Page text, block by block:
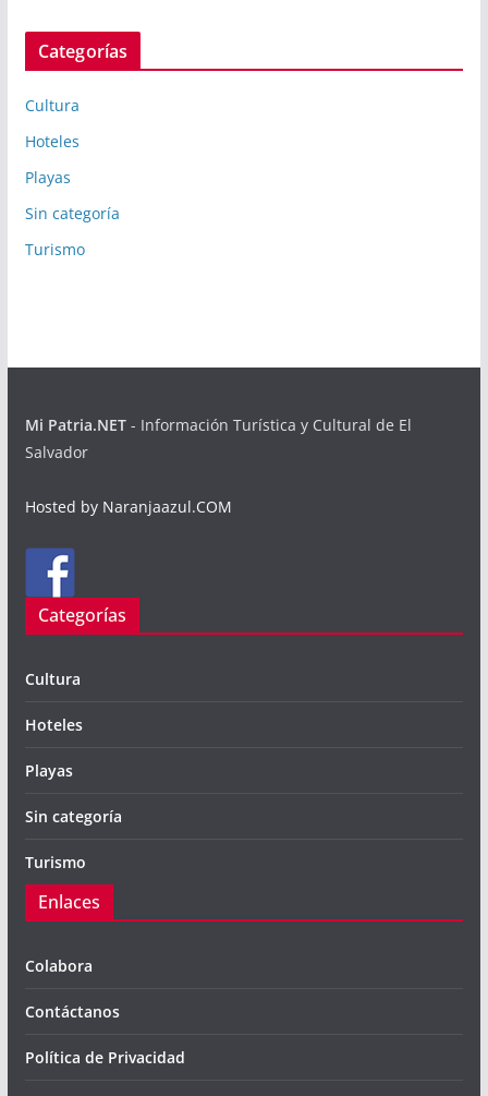
Categorías
Cultura
Hoteles
Playas
Sin categoría
Turismo
Mi Patria.NET- Información Turística y Cultural de El
Salvador
Hosted by Naranjaazul.COM
Categorías
Cultura
Hoteles
Playas
Sin categoría
Turismo
Enlaces
Colabora
Contáctanos
Política de Privacidad